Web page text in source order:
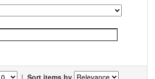
| Sort items by